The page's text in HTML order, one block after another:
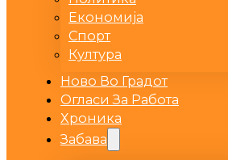
Економија
Спорт
Култура
Ново Во Градот
Огласи За Работа
Хроника
Забава